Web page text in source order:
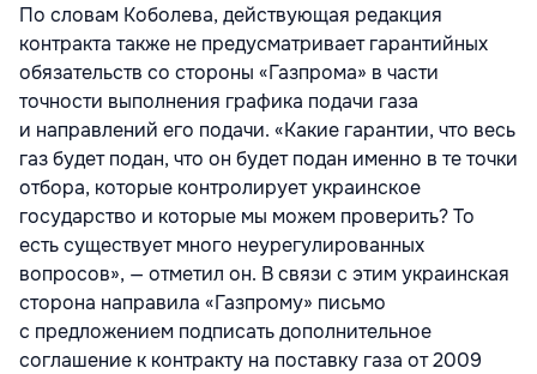
По словам Коболева, действующая редакция
контракта также не предусматривает гарантийных
обязательств со стороны «Газпрома» в части
точности выполнения графика подачи газа
и направлений его подачи. «Какие гарантии, что весь
газ будет подан, что он будет подан именно в те точки
отбора, которые контролирует украинское
государство и которые мы можем проверить? То
есть существует много неурегулированных
вопросов», — отметил он. В связи с этим украинская
сторона направила «Газпрому» письмо
с предложением подписать дополнительное
соглашение к контракту на поставку газа от 2009